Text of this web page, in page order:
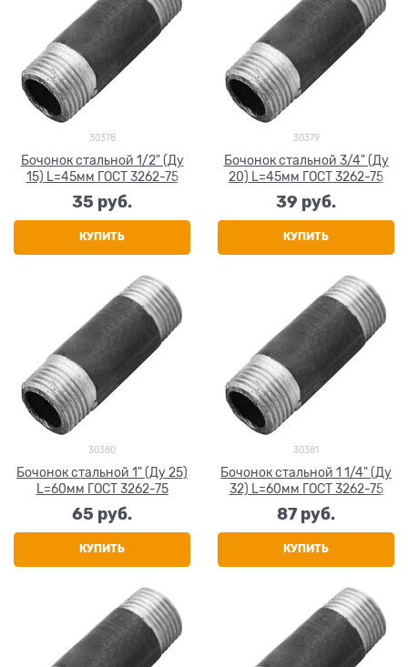
30378
Бочонок стальной 1/2" (Ду
15) L=45мм ГОСТ 3262-75
35 руб.
КУПИТЬ
30379
Бочонок стальной 3/4" (Ду
20) L=45мм ГОСТ 3262-75
39 руб.
КУПИТЬ
30380
Бочонок стальной 1" (Ду 25)
L=60мм ГОСТ 3262-75
65 руб.
КУПИТЬ
30381
Бочонок стальной 1 1/4" (Ду
32) L=60мм ГОСТ 3262-75
87 руб.
КУПИТЬ